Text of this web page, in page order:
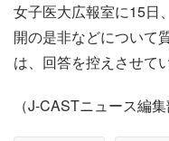
女子医大広報室に15日
開の是非などについて
は、回答を控えさせて
（J-CASTニュース編